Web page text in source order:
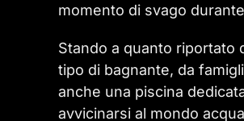
momento di svago
Stando a quanto riportato
tipo di bagnante, da
anche una piscina
avvicinarsi al mondo